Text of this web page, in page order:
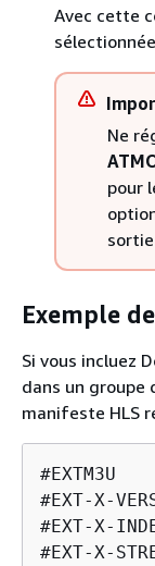
Avec cette
Ne
pour
Exemple
Si vous incluez
dans un groupe
manifeste HLS
#EXTM3U
#EXT-X-
#EXT-X-
#EXT-X-